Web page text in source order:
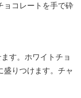
ョコレートを手で砕
す。ホワイトチョ
盛りつけます。チャ